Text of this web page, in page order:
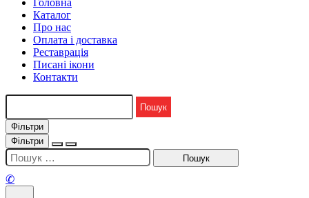
Головна
Каталог
Про нас
Оплата і доставка
Реставрація
Писані ікони
Контакти
Фільтри
Фільтри
✆